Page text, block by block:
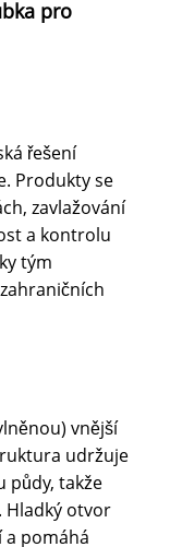
pro
řešení
Produkty se
zavlažování
a kontrolu
tým
vnější
udržuje
půdy, takže
Hladký otvor
pomáhá